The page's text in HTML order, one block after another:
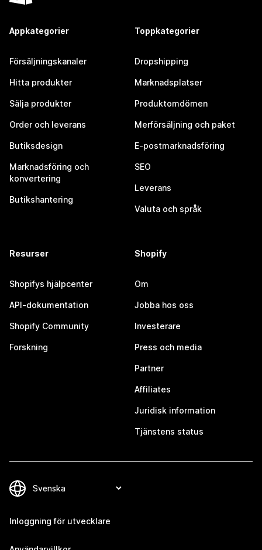
Appkategorier
Försäljningskanaler
Hitta produkter
Sälja produkter
Order och leverans
Butiksdesign
Marknadsföring och
konvertering
Butikshantering
Toppkategorier
Dropshipping
Marknadsplatser
Produktomdömen
Merförsäljning och paket
E-postmarknadsföring
SEO
Leverans
Valuta och språk
Resurser
Shopifys hjälpcenter
API-dokumentation
Shopify Community
Forskning
Shopify
Om
Jobba hos oss
Investerare
Press och media
Partner
Affiliates
Juridisk information
Tjänstens status
Inloggning för utvecklare